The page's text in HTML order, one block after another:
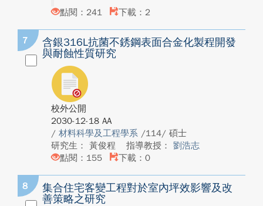
點閱：241
下載：2
7
含銀316L抗菌不銹鋼表面合金化製程開發
與耐蝕性質研究
校外公開
2030-12-18 AA
/ 材料科學及工程學系 /114/ 碩士
研究生： 黃俊程
指導教授： 劉浩志
點閱：155
下載：0
8
集合住宅客變工程對於室內坪效影響及改
善策略之研究